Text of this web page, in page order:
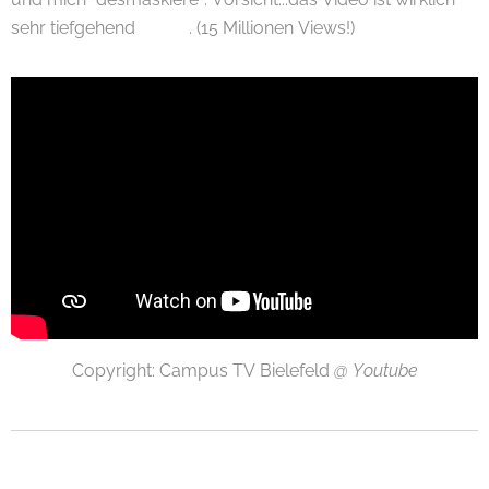
sehr tiefgehend
✨. (15 Millionen Views!)
Copyright: Campus TV Bielefeld @ Youtube